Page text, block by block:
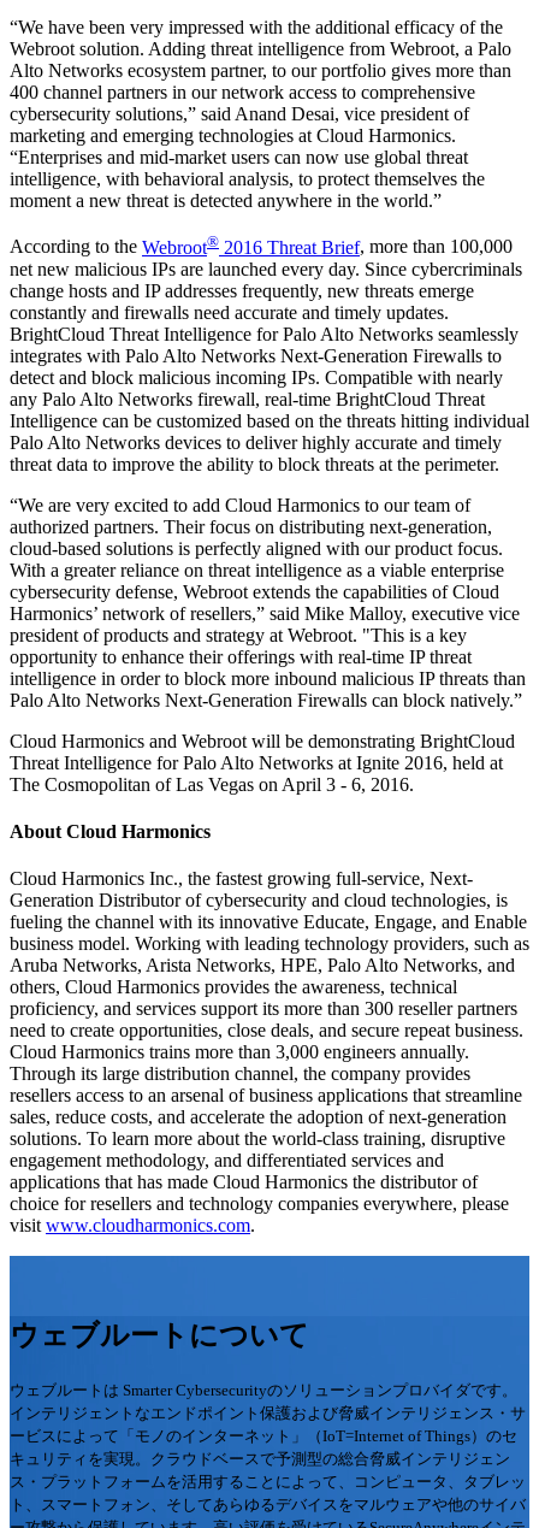
“We have been very impressed with the additional efficacy of the
Webroot solution. Adding threat intelligence from Webroot, a Palo
Alto Networks ecosystem partner, to our portfolio gives more than
400 channel partners in our network access to comprehensive
cybersecurity solutions,” said Anand Desai, vice president of
marketing and emerging technologies at Cloud Harmonics.
“Enterprises and mid-market users can now use global threat
intelligence, with behavioral analysis, to protect themselves the
moment a new threat is detected anywhere in the world.”
According to the Webroot® 2016 Threat Brief, more than 100,000
net new malicious IPs are launched every day. Since cybercriminals
change hosts and IP addresses frequently, new threats emerge
constantly and firewalls need accurate and timely updates.
BrightCloud Threat Intelligence for Palo Alto Networks seamlessly
integrates with Palo Alto Networks Next-Generation Firewalls to
detect and block malicious incoming IPs. Compatible with nearly
any Palo Alto Networks firewall, real-time BrightCloud Threat
Intelligence can be customized based on the threats hitting individual
Palo Alto Networks devices to deliver highly accurate and timely
threat data to improve the ability to block threats at the perimeter.
“We are very excited to add Cloud Harmonics to our team of
authorized partners. Their focus on distributing next-generation,
cloud-based solutions is perfectly aligned with our product focus.
With a greater reliance on threat intelligence as a viable enterprise
cybersecurity defense, Webroot extends the capabilities of Cloud
Harmonics’ network of resellers,” said Mike Malloy, executive vice
president of products and strategy at Webroot. "This is a key
opportunity to enhance their offerings with real-time IP threat
intelligence in order to block more inbound malicious IP threats than
Palo Alto Networks Next-Generation Firewalls can block natively.”
Cloud Harmonics and Webroot will be demonstrating BrightCloud
Threat Intelligence for Palo Alto Networks at Ignite 2016, held at
The Cosmopolitan of Las Vegas on April 3 - 6, 2016.
About Cloud Harmonics
Cloud Harmonics Inc., the fastest growing full-service, Next-
Generation Distributor of cybersecurity and cloud technologies, is
fueling the channel with its innovative Educate, Engage, and Enable
business model. Working with leading technology providers, such as
Aruba Networks, Arista Networks, HPE, Palo Alto Networks, and
others, Cloud Harmonics provides the awareness, technical
proficiency, and services support its more than 300 reseller partners
need to create opportunities, close deals, and secure repeat business.
Cloud Harmonics trains more than 3,000 engineers annually.
Through its large distribution channel, the company provides
resellers access to an arsenal of business applications that streamline
sales, reduce costs, and accelerate the adoption of next-generation
solutions. To learn more about the world-class training, disruptive
engagement methodology, and differentiated services and
applications that has made Cloud Harmonics the distributor of
choice for resellers and technology companies everywhere, please
visit www.cloudharmonics.com.
ウェブルートについて
ウェブルートは Smarter Cybersecurityのソリューションプロバイダです。
インテリジェントなエンドポイント保護および脅威インテリジェンス・サ
ービスによって「モノのインターネット」（IoT=Internet of Things）のセ
キュリティを実現。クラウドベースで予測型の総合脅威インテリジェン
ス・プラットフォームを活用することによって、コンピュータ、タブレッ
ト、スマートフォン、そしてあらゆるデバイスをマルウェアや他のサイバ